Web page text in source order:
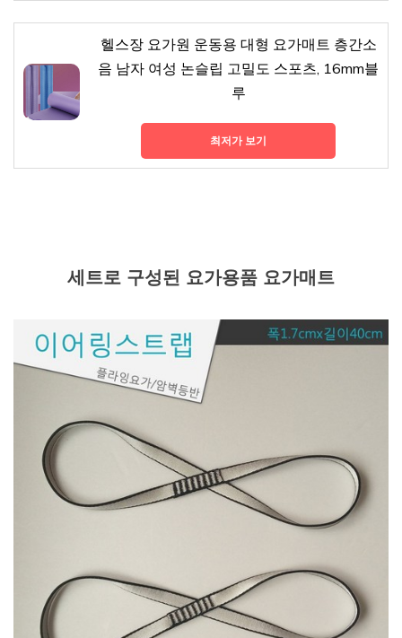
헬스장 요가원 운동용 대형 요가매트 층간소
음 남자 여성 논슬립 고밀도 스포츠, 16mm블
루
최저가 보기
세트로 구성된 요가용품 요가매트